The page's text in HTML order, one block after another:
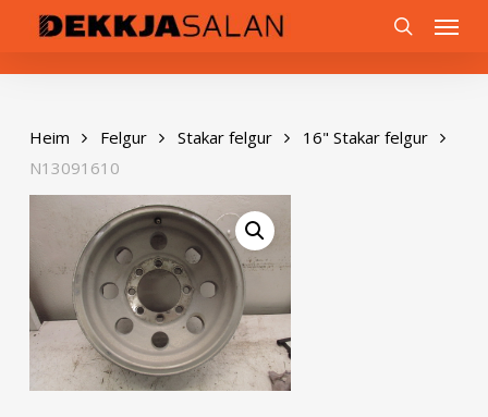
content
Menu
Heim Felgur Stakar felgur
16" Stakar felgur
N13091610